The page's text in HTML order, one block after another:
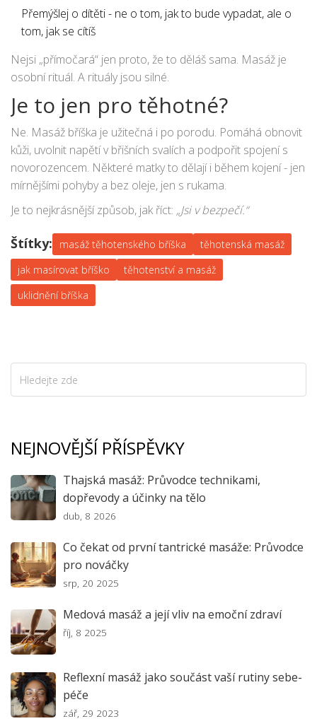
Přemýšlej o dítěti - ne o tom, jak to bude vypadat, ale o
tom, jak se cítíš
Nejsi „přímočará“ jen proto, že to děláš sama. Masáž je
osobní rituál. A rituály jsou silné.
Je to jen pro těhotné?
Ne. Masáž bříška je užitečná i po porodu. Pomáhá obnovit
kůži, uvolnit napětí v břišních svalích a podpořit spojení s
novorozencem. Některé matky to dělají i během kojení - jen
mírnějšími pohyby a bez oleje, jen s rukama.
Je to nejkrásnější způsob, jak říct: „Jsi v bezpečí.“
Štítky: masáž těhotenského bříška
těhotenská masáž
jak masírovat bříško
těhotenství a masáž
uklidnění bříška
NEJNOVĚJŠÍ PŘÍSPĚVKY
Thajská masáž: Průvodce technikami,
dopřevody a účinky na tělo
dub, 8 2026
Co čekat od první tantrické masáže: Průvodce
pro nováčky
srp, 20 2025
Medová masáž a její vliv na emoční zdraví
říj, 8 2025
Reflexní masáž jako součást vaší rutiny sebe-
péče
zář, 29 2023